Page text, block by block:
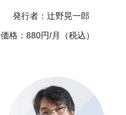
発行者：辻野晃一郎
価格：880円/月（税込）